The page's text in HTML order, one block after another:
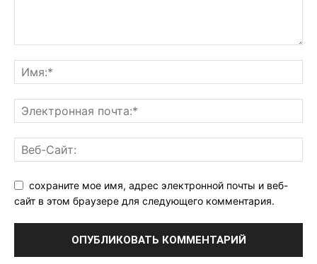
сохраните мое имя, адрес электронной почты и веб-
сайт в этом браузере для следующего комментария.